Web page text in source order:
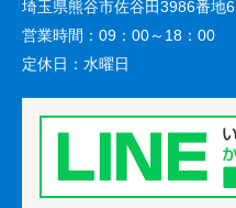
埼玉県熊谷市佐谷田3986番地6
営業時間： 09：00～18：00
定休日： 水曜日